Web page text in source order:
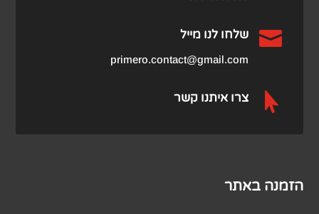
 שלחו לנו מייל
primero.contact@gmail.com
 צרו איתנו קשר
הזמנה באתר